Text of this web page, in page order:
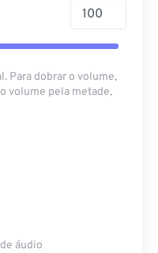
Para dobrar o volume,
volume pela metade,
áudio